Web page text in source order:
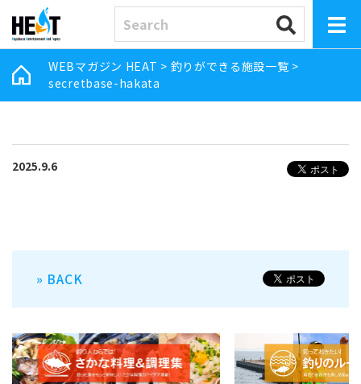
WEBマガジン HEAT > 釣りができる施設一覧 >
secretbase-hakata
2025.9.6
» BACK